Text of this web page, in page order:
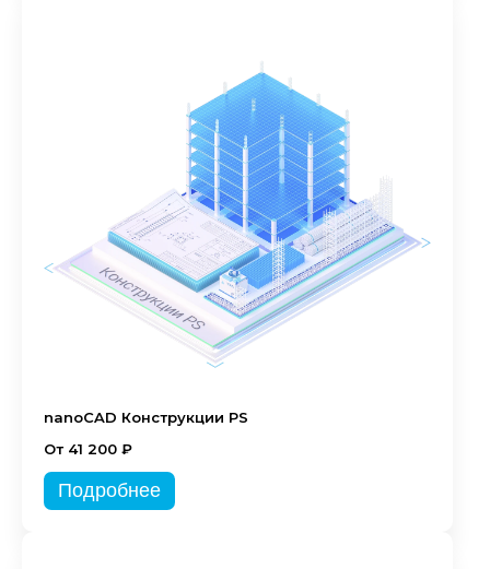
nanoCAD Конструкции PS
От 41 200 ₽
Подробнее